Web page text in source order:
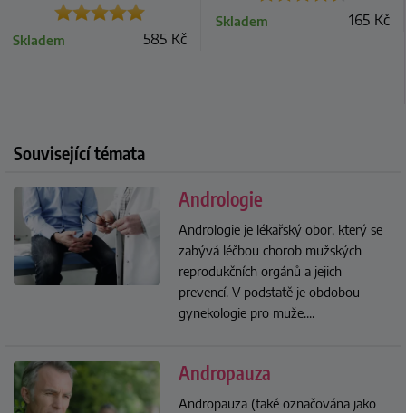
585 Kč
Skladem
165 Kč
Skladem
Související témata
Andrologie
Andrologie je lékařský obor, který se
zabývá léčbou chorob mužských
reprodukčních orgánů a jejich
prevencí. V podstatě je obdobou
gynekologie pro muže....
Andropauza
Andropauza (také označována jako